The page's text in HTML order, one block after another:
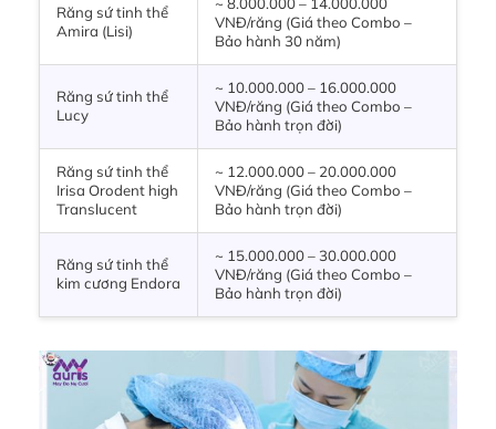
Răng sứ tinh thể
Amira (Lisi)
VNĐ/răng (Giá theo Combo –
Bảo hành 30 năm)
Răng sứ tinh thể
Lucy
~ 10.000.000 – 16.000.000
VNĐ/răng (Giá theo Combo –
Bảo hành trọn đời)
Răng sứ tinh thể
Irisa Orodent high
Translucent
~ 12.000.000 – 20.000.000
VNĐ/răng (Giá theo Combo –
Bảo hành trọn đời)
Răng sứ tinh thể
kim cương Endora
~ 15.000.000 – 30.000.000
VNĐ/răng (Giá theo Combo –
Bảo hành trọn đời)